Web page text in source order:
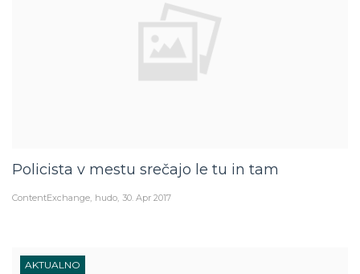
Policista v mestu srečajo le tu in tam
ContentExchange hudo 30. Apr 2017
AKTUALNO